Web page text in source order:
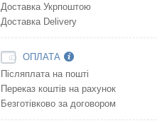
Доставка Укрпоштою
Доставка Delivery
ОПЛАТА
Післяплата на пошті
Переказ коштів на рахунок
Безготівково за договором